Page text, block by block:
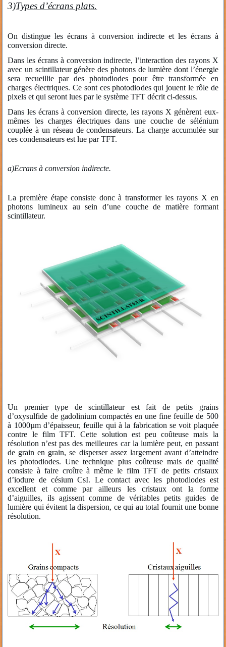
3)Types d’écrans plats.
On distingue les écrans à conversion indirecte et les écrans à
conversion directe.
Dans les écrans à conversion indirecte, l’interaction des rayons X
avec un scintillateur génère des photons de lumière dont l’énergie
sera recueillie par des photodiodes pour être transformée en
charges électriques. Ce sont ces photodiodes qui jouent le rôle de
pixels et qui seront lues par le système TFT décrit ci-dessus.
Dans les écrans à conversion directe, les rayons X génèrent eux-
mêmes les charges électriques dans une couche de sélénium
couplée à un réseau de condensateurs. La charge accumulée sur
ces condensateurs est lue par TFT.
a)Ecrans à conversion indirecte.
La première étape consiste donc à transformer les rayons X en
photons lumineux au sein d’une couche de matière formant
scintillateur.
Un premier type de scintillateur est fait de petits grains
d’oxysulfide de gadolinium compactés en une fine feuille de 500
à 1000µm d’épaisseur, feuille qui à la fabrication se voit plaquée
contre le film TFT. Cette solution est peu coûteuse mais la
résolution n’est pas des meilleures car la lumière peut, en passant
de grain en grain, se disperser assez largement avant d’atteindre
les photodiodes. Une technique plus coûteuse mais de qualité
consiste à faire croître à même le film TFT de petits cristaux
d’iodure de césium CsI. Le contact avec les photodiodes est
excellent et comme par ailleurs les cristaux ont la forme
d’aiguilles, ils agissent comme de véritables petits guides de
lumière qui évitent la dispersion, ce qui au total fournit une bonne
résolution.